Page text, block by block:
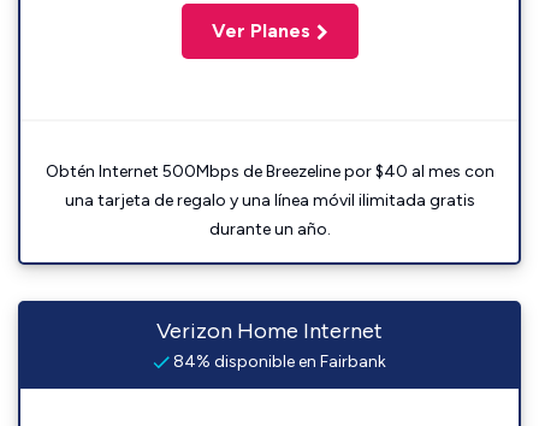
Ver Planes
Obtén Internet 500Mbps de Breezeline por $40 al mes con
una tarjeta de regalo y una línea móvil ilimitada gratis
durante un año.
Verizon Home Internet
84% disponible en Fairbank